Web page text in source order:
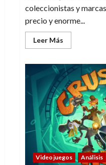
coleccionistas y
precio y enorme...
Leer Más
más
Por
qué
las
minifiguras
viven
una
nueva
edad
dorada
Videojuegos Análisis